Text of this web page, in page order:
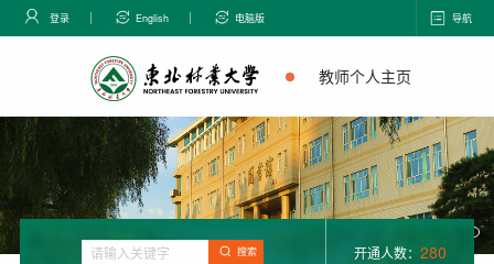
登录 English 电脑版 导航
教师个人主页
搜索 开通人数： 280